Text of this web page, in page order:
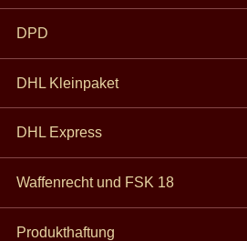
DPD
DHL Kleinpaket
DHL Express
Waffenrecht und FSK 18
Produkthaftung